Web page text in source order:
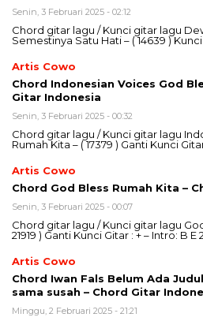
Senin, 3 Februari 2025 - 02:12
Chord gitar lagu / Kunci gitar lagu
Semestinya Satu Hati – ( 14639 )
Artis Cowo
Chord Indonesian Voices God
Gitar Indonesia
Senin, 3 Februari 2025 - 00:32
Chord gitar lagu / Kunci gitar lagu
Rumah Kita – ( 17379 ) Ganti Kunci Gitar
Artis Cowo
Chord God Bless Rumah Kita –
Senin, 3 Februari 2025 - 00:07
Chord gitar lagu / Kunci gitar lagu
21919 ) Ganti Kunci Gitar : + – Intro: B
Artis Cowo
Chord Iwan Fals Belum Ada
sama susah – Chord Gitar
Minggu, 2 Februari 2025 - 21:21